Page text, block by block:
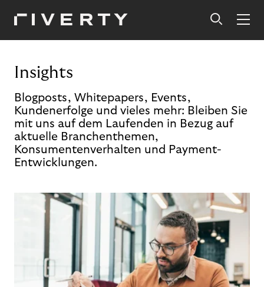
Insights
Blogposts, Whitepapers, Events,
Kundenerfolge und vieles mehr: Bleiben Sie
mit uns auf dem Laufenden in Bezug auf
aktuelle Branchenthemen,
Konsumentenverhalten und Payment-
Entwicklungen.